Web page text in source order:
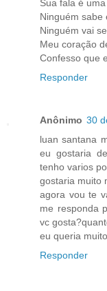
Sua fala é
Ninguém sabe
Ninguém vai
Meu coração
Confesso que
Responder
Anônimo 30
luan santana
eu gostaria
tenho varios
gostaria muito
agora vou te
me responda
vc
eu queria
Responder